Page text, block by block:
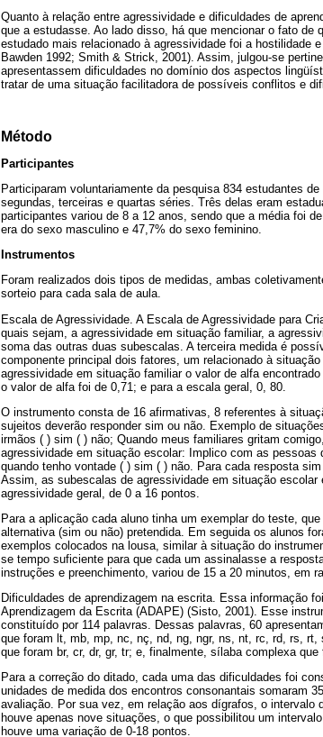
Quanto à relação entre agressividade e dificuldades de
que a estudasse. Ao lado disso, há que mencionar o fato
estudado mais relacionado à agressividade foi a hostilidade
Bawden 1992; Smith & Strick, 2001). Assim, julgou-se
apresentassem dificuldades no domínio dos aspectos
tratar de uma situação facilitadora de possíveis conflitos e
Método
Participantes
Participaram voluntariamente da pesquisa 834 estudantes
segundas, terceiras e quartas séries. Três delas eram
participantes variou de 8 a 12 anos, sendo que a média foi
era do sexo masculino e 47,7% do sexo feminino.
Instrumentos
Foram realizados dois tipos de medidas, ambas
sorteio para cada sala de aula.
Escala de Agressividade. A Escala de Agressividade para
quais sejam, a agressividade em situação familiar, a
soma das outras duas subescalas. A terceira medida é
componente principal dois fatores, um relacionado à
agressividade em situação familiar o valor de alfa
o valor de alfa foi de 0,71; e para a escala geral, 0, 80.
O instrumento consta de 16 afirmativas, 8 referentes à
sujeitos deverão responder sim ou não. Exemplo de
irmãos ( ) sim ( ) não; Quando meus familiares gritam
agressividade em situação escolar: Implico com as
quando tenho vontade ( ) sim ( ) não. Para cada resposta
Assim, as subescalas de agressividade em situação
agressividade geral, de 0 a 16 pontos.
Para a aplicação cada aluno tinha um exemplar do teste,
alternativa (sim ou não) pretendida. Em seguida os alunos
exemplos colocados na lousa, similar à situação do
se tempo suficiente para que cada um assinalasse a
instruções e preenchimento, variou de 15 a 20 minutos, em
Dificuldades de aprendizagem na escrita. Essa informação
Aprendizagem da Escrita (ADAPE) (Sisto, 2001). Esse
constituído por 114 palavras. Dessas palavras, 60
que foram lt, mb, mp, nc, nç, nd, ng, ngr, ns, nt, rc, rd, rs,
que foram br, cr, dr, gr, tr; e, finalmente, sílaba complexa
Para a correção do ditado, cada uma das dificuldades foi
unidades de medida dos encontros consonantais somaram
avaliação. Por sua vez, em relação aos dígrafos, o
houve apenas nove situações, o que possibilitou um
houve uma variação de 0-18 pontos.